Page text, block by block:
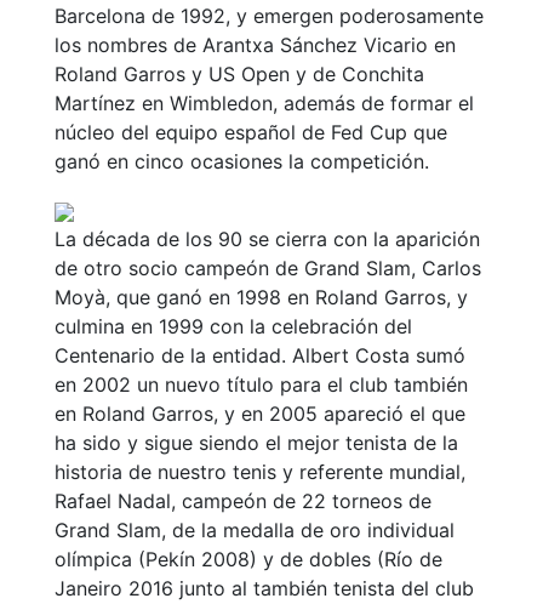
Barcelona de 1992, y emergen poderosamente
los nombres de Arantxa Sánchez Vicario en
Roland Garros y US Open y de Conchita
Martínez en Wimbledon, además de formar el
núcleo del equipo español de Fed Cup que
ganó en cinco ocasiones la competición.
La década de los 90 se cierra con la aparición
de otro socio campeón de Grand Slam, Carlos
Moyà, que ganó en 1998 en Roland Garros, y
culmina en 1999 con la celebración del
Centenario de la entidad. Albert Costa sumó
en 2002 un nuevo título para el club también
en Roland Garros, y en 2005 apareció el que
ha sido y sigue siendo el mejor tenista de la
historia de nuestro tenis y referente mundial,
Rafael Nadal, campeón de 22 torneos de
Grand Slam, de la medalla de oro individual
olímpica (Pekín 2008) y de dobles (Río de
Janeiro 2016 junto al también tenista del club